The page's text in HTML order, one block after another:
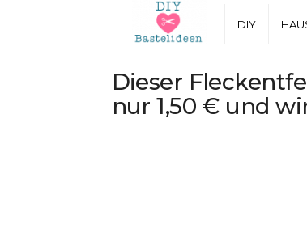
Y
DIY
Dieser
nur 1,50 € und